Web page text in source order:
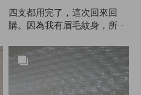
四支都用完了，這次回來回
購。因為我有眉毛紋身，所以